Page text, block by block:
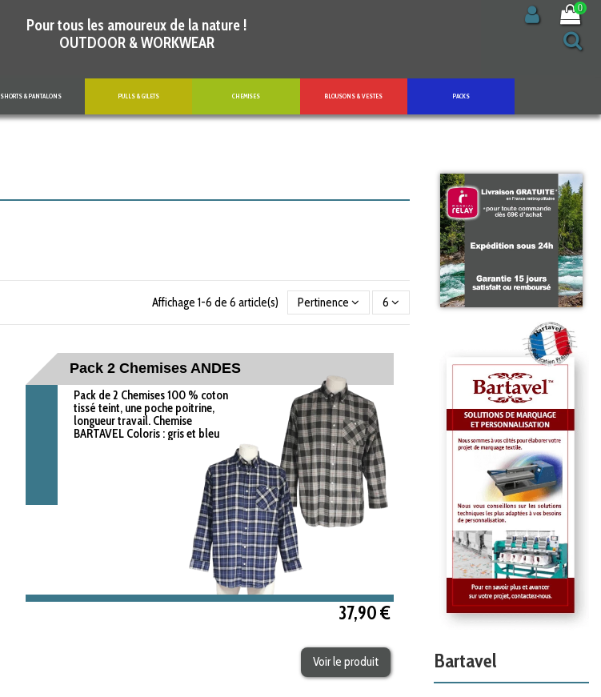
Pour tous les amoureux de la nature !
OUTDOOR & WORKWEAR
0
SHORTS & PANTALONS PULLS & GILETS CHEMISES BLOUSONS & VESTES PACKS
Affichage 1-6 de 6 article(s) Pertinence 6
Pack 2 Chemises ANDES
Pack de 2 Chemises 100 % coton
tissé teint, une poche poitrine,
longueur travail. Chemise
BARTAVEL Coloris : gris et bleu
37,90 €
Voir le produit Bartavel